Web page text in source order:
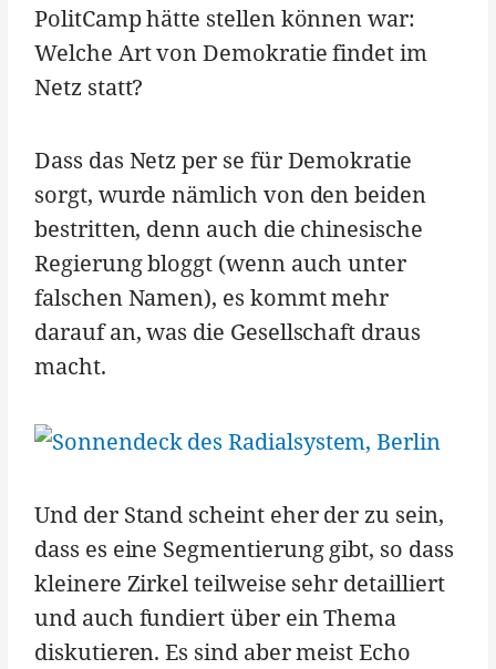
PolitCamp hätte stellen können war:
Welche Art von Demokratie findet im
Netz statt?
Dass das Netz per se für Demokratie
sorgt, wurde nämlich von den beiden
bestritten, denn auch die chinesische
Regierung bloggt (wenn auch unter
falschen Namen), es kommt mehr
darauf an, was die Gesellschaft draus
macht.
Und der Stand scheint eher der zu sein,
dass es eine Segmentierung gibt, so dass
kleinere Zirkel teilweise sehr detailliert
und auch fundiert über ein Thema
diskutieren. Es sind aber meist Echo